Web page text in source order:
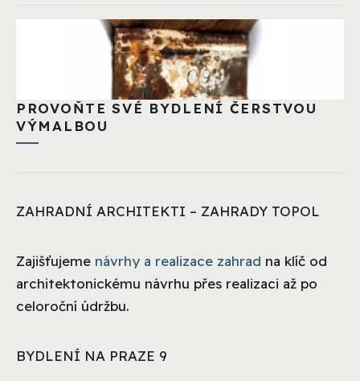
PROVOŇTE SVÉ BYDLENÍ ČERSTVOU
VÝMALBOU
ZAHRADNÍ ARCHITEKTI – ZAHRADY TOPOL
Zajišťujeme návrhy a realizace zahrad na klíč od
architektonickému návrhu přes realizaci až po
celoroční údržbu.
BYDLENÍ NA PRAZE 9